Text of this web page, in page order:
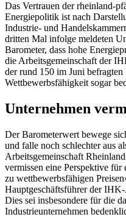
Das Vertrauen der rheinland-
Energiepolitik ist nach
Industrie- und
dritten Mal infolge meldeten
Barometer, dass hohe
die Arbeitsgemeinschaft der
der rund 150 im Juni befragten
Wettbewerbsfähigkeit sogar
Unternehmen
Der Barometerwert bewege
und falle noch schlechter aus
Arbeitsgemeinschaft
vermissen eine Perspektive
zu wettbewerbsfähigen
Hauptgeschäftsführer der
Dies sei insbesondere für die
Industrieunternehmen